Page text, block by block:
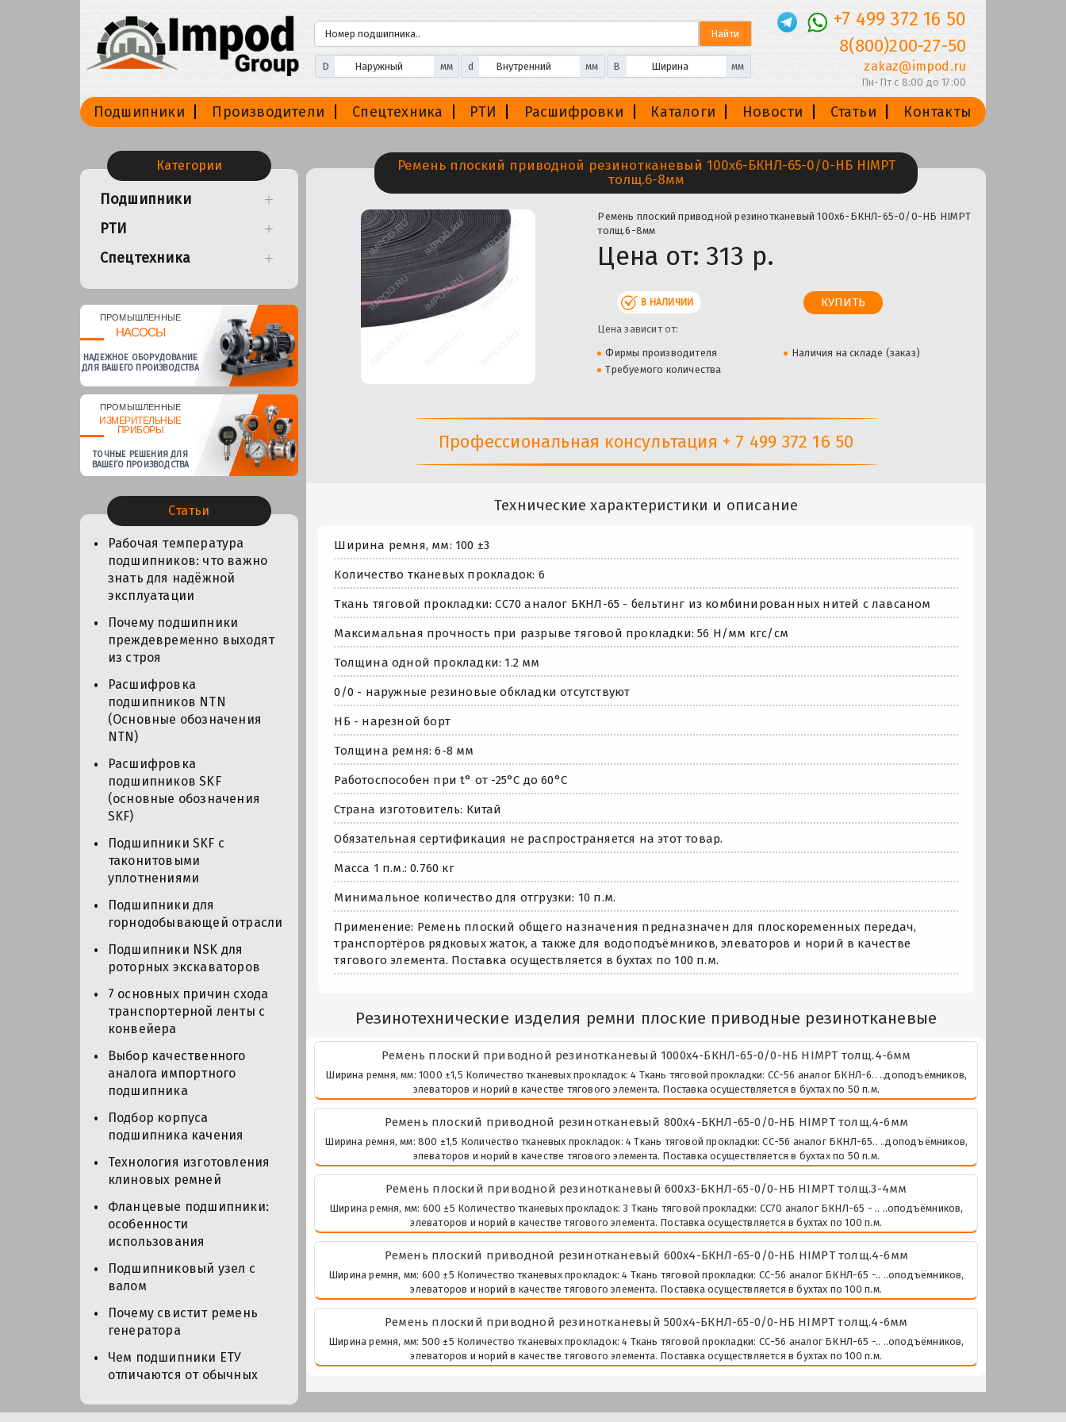
D мм d мм B мм
+7 499 372 16 50
8(800)200-27-50
zakaz@impod.ru
Пн-Пт с 8:00 до 17:00
Подшипники Производители Спецтехника РТИ Расшифровки Каталоги Новости Статьи Контакты
Категории
Подшипники
РТИ
Спецтехника
ПРОМЫШЛЕННЫЕ
НАСОСЫ
НАДЕЖНОЕ ОБОРУДОВАНИЕ
ДЛЯ ВАШЕГО ПРОИЗВОДСТВА
ПРОМЫШЛЕННЫЕ
ИЗМЕРИТЕЛЬНЫЕ
ПРИБОРЫ
ТОЧНЫЕ РЕШЕНИЯ ДЛЯ
ВАШЕГО ПРОИЗВОДСТВА
Статьи
Рабочая температура
подшипников: что важно
знать для надёжной
эксплуатации
Почему подшипники
преждевременно выходят
из строя
Расшифровка
подшипников NTN
(Основные обозначения
NTN)
Расшифровка
подшипников SKF
(основные обозначения
SKF)
Подшипники SKF с
таконитовыми
уплотнениями
Подшипники для
горнодобывающей отрасли
Подшипники NSK для
роторных экскаваторов
7 основных причин схода
транспортерной ленты с
конвейера
Выбор качественного
аналога импортного
подшипника
Подбор корпуса
подшипника качения
Технология изготовления
клиновых ремней
Фланцевые подшипники:
особенности
использования
Подшипниковый узел с
валом
Почему свистит ремень
генератора
Чем подшипники ЕТУ
отличаются от обычных
Ремень плоский приводной резинотканевый 100х6-БКНЛ-65-0/0-НБ HIMPT
толщ.6-8мм
Ремень плоский приводной резинотканевый 100х6-БКНЛ-65-0/0-НБ HIMPT
толщ.6-8мм
Цена от: 313 р.
В НАЛИЧИИ
Цена зависит от:
Фирмы производителя
Наличия на складе (заказ)
Требуемого количества
Профессиональная консультация + 7 499 372 16 50
Технические характеристики и описание
Ширина ремня, мм: 100 ±3
Количество тканевых прокладок: 6
Ткань тяговой прокладки: СС70 аналог БКНЛ-65 - бельтинг из комбинированных нитей с лавсаном
Максимальная прочность при разрыве тяговой прокладки: 56 Н/мм кгс/см
Толщина одной прокладки: 1.2 мм
0/0 - наружные резиновые обкладки отсутствуют
НБ - нарезной борт
Толщина ремня: 6-8 мм
Работоспособен при t° от -25°C до 60°C
Страна изготовитель: Китай
Обязательная сертификация не распространяется на этот товар.
Масса 1 п.м.: 0.760 кг
Минимальное количество для отгрузки: 10 п.м.
Применение: Ремень плоский общего назначения предназначен для плоскоременных передач,
транспортёров рядковых жаток, а также для водоподъёмников, элеваторов и норий в качестве
тягового элемента. Поставка осуществляется в бухтах по 100 п.м.
Резинотехнические изделия ремни плоские приводные резинотканевые
Ремень плоский приводной резинотканевый 1000х4-БКНЛ-65-0/0-НБ HIMPT толщ.4-6мм
Ширина ремня, мм: 1000 ±1,5 Количество тканевых прокладок: 4 Ткань тяговой прокладки: СС-56 аналог БКНЛ-6.. ..доподъёмников,
элеваторов и норий в качестве тягового элемента. Поставка осуществляется в бухтах по 50 п.м.
Ремень плоский приводной резинотканевый 800х4-БКНЛ-65-0/0-НБ HIMPT толщ.4-6мм
Ширина ремня, мм: 800 ±1,5 Количество тканевых прокладок: 4 Ткань тяговой прокладки: СС-56 аналог БКНЛ-65.. ..доподъёмников,
элеваторов и норий в качестве тягового элемента. Поставка осуществляется в бухтах по 50 п.м.
Ремень плоский приводной резинотканевый 600х3-БКНЛ-65-0/0-НБ HIMPT толщ.3-4мм
Ширина ремня, мм: 600 ±5 Количество тканевых прокладок: 3 Ткань тяговой прокладки: СС70 аналог БКНЛ-65 - .. ..оподъёмников,
элеваторов и норий в качестве тягового элемента. Поставка осуществляется в бухтах по 100 п.м.
Ремень плоский приводной резинотканевый 600х4-БКНЛ-65-0/0-НБ HIMPT толщ.4-6мм
Ширина ремня, мм: 600 ±5 Количество тканевых прокладок: 4 Ткань тяговой прокладки: СС-56 аналог БКНЛ-65 -.. ..оподъёмников,
элеваторов и норий в качестве тягового элемента. Поставка осуществляется в бухтах по 100 п.м.
Ремень плоский приводной резинотканевый 500х4-БКНЛ-65-0/0-НБ HIMPT толщ.4-6мм
Ширина ремня, мм: 500 ±5 Количество тканевых прокладок: 4 Ткань тяговой прокладки: СС-56 аналог БКНЛ-65 -.. ..оподъёмников,
элеваторов и норий в качестве тягового элемента. Поставка осуществляется в бухтах по 100 п.м.